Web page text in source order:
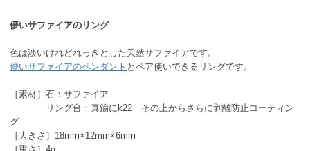
儚いサファイアのリング
色は淡いけれどれっきとした天然サファイアです。
儚いサファイアのペンダント とペア使いできるリングです。
［素材］石：サファイア
リング台：真鍮にk22 その上からさらに剥離防止コーティン
グ
［大きさ］18mm×12mm×6mm